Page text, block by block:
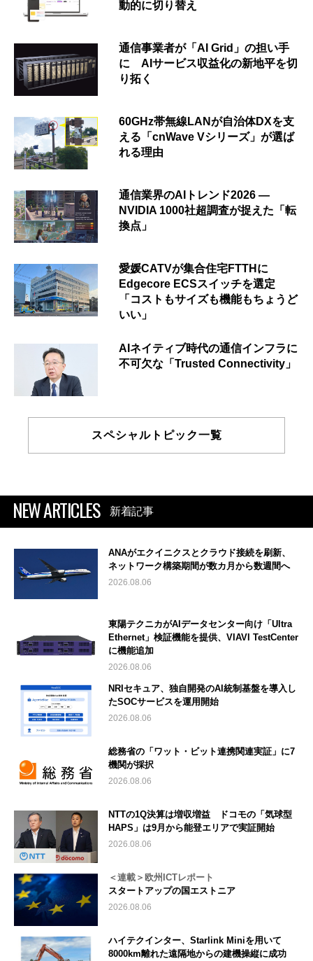
動的に切り替え
通信事業者が「AI Grid」の担い手
に AIサービス収益化の新地平を切
り拓く
60GHz帯無線LANが自治体DXを支
える「cnWave Vシリーズ」が選ば
れる理由
通信業界のAIトレンド2026 ―
NVIDIA 1000社超調査が捉えた「転
換点」
愛媛CATVが集合住宅FTTHに
Edgecore ECSスイッチを選定
「コストもサイズも機能もちょうど
いい」
AIネイティブ時代の通信インフラに
不可欠な「Trusted Connectivity」
スペシャルトピック一覧
NEW ARTICLES 新着記事
ANAがエクイニクスとクラウド接続を刷新、
ネットワーク構築期間が数カ月から数週間へ
2026.08.06
東陽テクニカがAIデータセンター向け「Ultra
Ethernet」検証機能を提供、VIAVI TestCenter
に機能追加
2026.08.06
NRIセキュア、独自開発のAI統制基盤を導入し
たSOCサービスを運用開始
2026.08.06
総務省の「ワット・ビット連携関連実証」に7
機関が採択
2026.08.06
NTTの1Q決算は増収増益 ドコモの「気球型
HAPS」は9月から能登エリアで実証開始
2026.08.06
＜連載＞欧州ICTレポート
スタートアップの国エストニア
2026.08.06
ハイテクインター、Starlink Miniを用いて
8000km離れた遠隔地からの建機操縦に成功